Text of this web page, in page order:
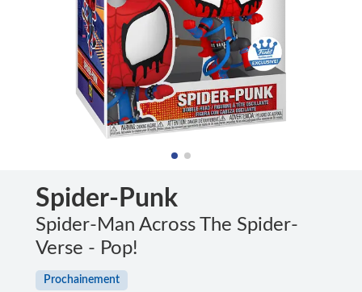
Spider-Punk
Spider-Man Across The Spider-
Verse - Pop!
Prochainement